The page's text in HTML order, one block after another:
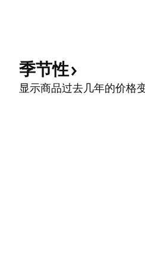
季节性
显示商品过去几年的价格